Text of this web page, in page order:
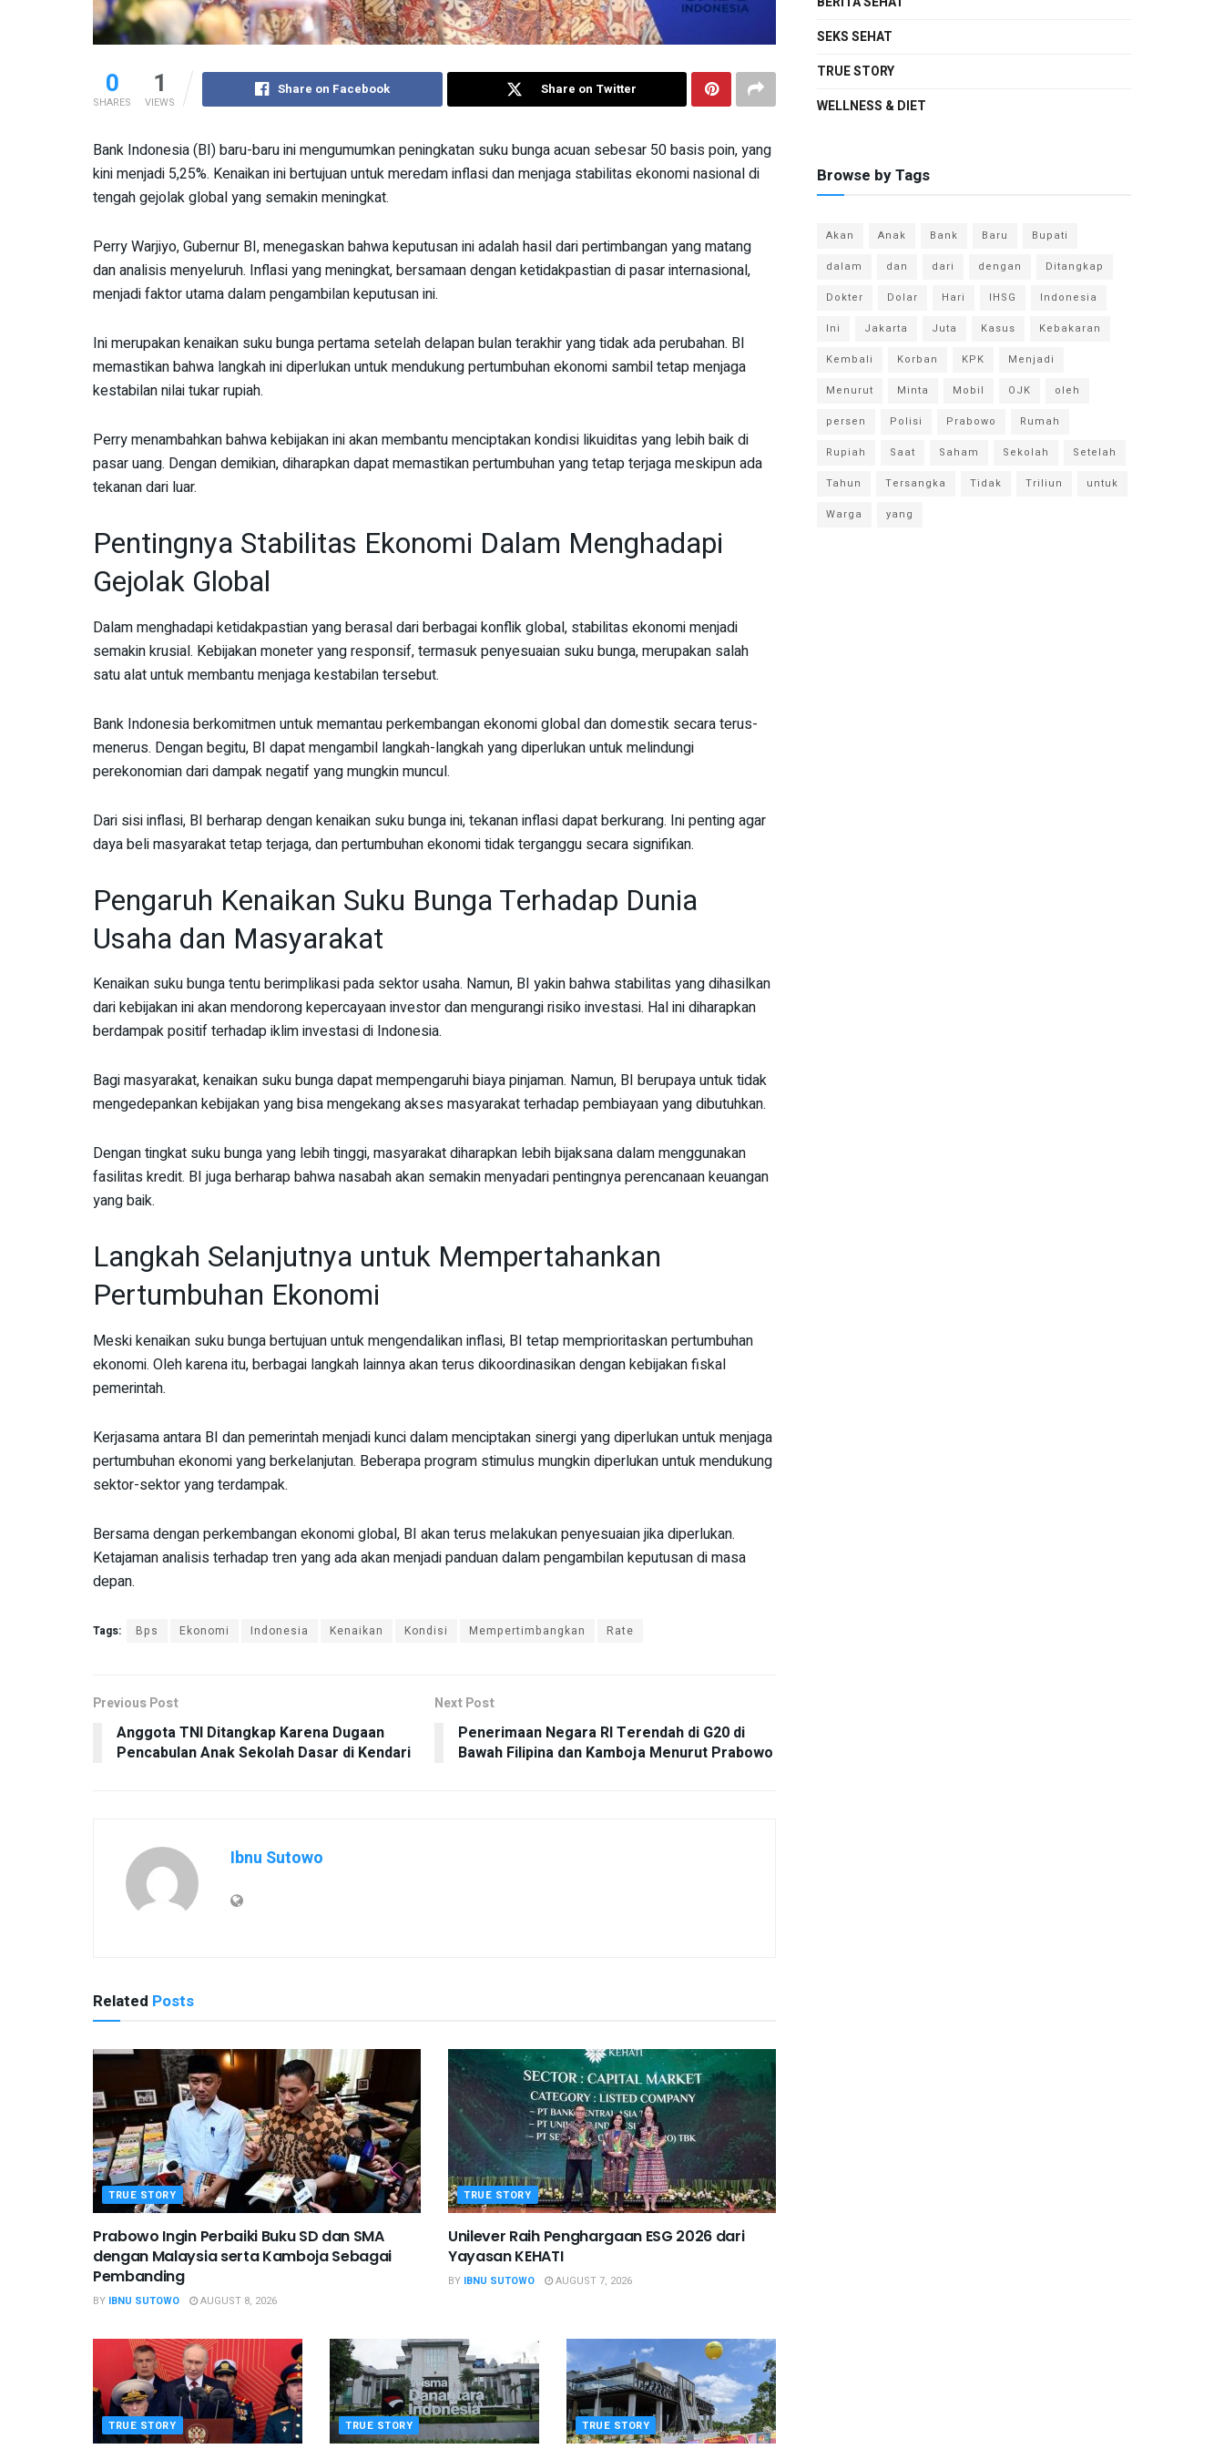
0
SHARES
1
VIEWS
Share on Facebook Share on Twitter
Bank Indonesia (BI) baru-baru ini mengumumkan peningkatan suku bunga acuan sebesar 50 basis poin, yang
kini menjadi 5,25%. Kenaikan ini bertujuan untuk meredam inflasi dan menjaga stabilitas ekonomi nasional di
tengah gejolak global yang semakin meningkat.
Perry Warjiyo, Gubernur BI, menegaskan bahwa keputusan ini adalah hasil dari pertimbangan yang matang
dan analisis menyeluruh. Inflasi yang meningkat, bersamaan dengan ketidakpastian di pasar internasional,
menjadi faktor utama dalam pengambilan keputusan ini.
Ini merupakan kenaikan suku bunga pertama setelah delapan bulan terakhir yang tidak ada perubahan. BI
memastikan bahwa langkah ini diperlukan untuk mendukung pertumbuhan ekonomi sambil tetap menjaga
kestabilan nilai tukar rupiah.
Perry menambahkan bahwa kebijakan ini akan membantu menciptakan kondisi likuiditas yang lebih baik di
pasar uang. Dengan demikian, diharapkan dapat memastikan pertumbuhan yang tetap terjaga meskipun ada
tekanan dari luar.
Pentingnya Stabilitas Ekonomi Dalam Menghadapi
Gejolak Global
Dalam menghadapi ketidakpastian yang berasal dari berbagai konflik global, stabilitas ekonomi menjadi
semakin krusial. Kebijakan moneter yang responsif, termasuk penyesuaian suku bunga, merupakan salah
satu alat untuk membantu menjaga kestabilan tersebut.
Bank Indonesia berkomitmen untuk memantau perkembangan ekonomi global dan domestik secara terus-
menerus. Dengan begitu, BI dapat mengambil langkah-langkah yang diperlukan untuk melindungi
perekonomian dari dampak negatif yang mungkin muncul.
Dari sisi inflasi, BI berharap dengan kenaikan suku bunga ini, tekanan inflasi dapat berkurang. Ini penting agar
daya beli masyarakat tetap terjaga, dan pertumbuhan ekonomi tidak terganggu secara signifikan.
Pengaruh Kenaikan Suku Bunga Terhadap Dunia
Usaha dan Masyarakat
Kenaikan suku bunga tentu berimplikasi pada sektor usaha. Namun, BI yakin bahwa stabilitas yang dihasilkan
dari kebijakan ini akan mendorong kepercayaan investor dan mengurangi risiko investasi. Hal ini diharapkan
berdampak positif terhadap iklim investasi di Indonesia.
Bagi masyarakat, kenaikan suku bunga dapat mempengaruhi biaya pinjaman. Namun, BI berupaya untuk tidak
mengedepankan kebijakan yang bisa mengekang akses masyarakat terhadap pembiayaan yang dibutuhkan.
Dengan tingkat suku bunga yang lebih tinggi, masyarakat diharapkan lebih bijaksana dalam menggunakan
fasilitas kredit. BI juga berharap bahwa nasabah akan semakin menyadari pentingnya perencanaan keuangan
yang baik.
Langkah Selanjutnya untuk Mempertahankan
Pertumbuhan Ekonomi
Meski kenaikan suku bunga bertujuan untuk mengendalikan inflasi, BI tetap memprioritaskan pertumbuhan
ekonomi. Oleh karena itu, berbagai langkah lainnya akan terus dikoordinasikan dengan kebijakan fiskal
pemerintah.
Kerjasama antara BI dan pemerintah menjadi kunci dalam menciptakan sinergi yang diperlukan untuk menjaga
pertumbuhan ekonomi yang berkelanjutan. Beberapa program stimulus mungkin diperlukan untuk mendukung
sektor-sektor yang terdampak.
Bersama dengan perkembangan ekonomi global, BI akan terus melakukan penyesuaian jika diperlukan.
Ketajaman analisis terhadap tren yang ada akan menjadi panduan dalam pengambilan keputusan di masa
depan.
Tags: Bps Ekonomi Indonesia Kenaikan Kondisi Mempertimbangkan Rate
Previous Post
Anggota TNI Ditangkap Karena Dugaan
Pencabulan Anak Sekolah Dasar di Kendari
Next Post
Penerimaan Negara RI Terendah di G20 di
Bawah Filipina dan Kamboja Menurut Prabowo
Ibnu Sutowo
Related Posts
TRUE STORY
Prabowo Ingin Perbaiki Buku SD dan SMA
dengan Malaysia serta Kamboja Sebagai
Pembanding
BY IBNU SUTOWO AUGUST 8, 2026
TRUE STORY
Unilever Raih Penghargaan ESG 2026 dari
Yayasan KEHATI
BY IBNU SUTOWO AUGUST 7, 2026
TRUE STORY TRUE STORY TRUE STORY
SEKS SEHAT
TRUE STORY
WELLNESS & DIET
Browse by Tags
Akan Anak Bank Baru
Bupati
dalam
dan dari dengan
Ditangkap
Dokter
Dolar Hari IHSG
Indonesia
Ini
Jakarta Juta Kasus
Kebakaran
Kembali
Korban KPK
Menjadi
Menurut
Minta Mobil OJK
oleh
persen
Polisi Prabowo
Rumah
Rupiah
Saat Saham Sekolah
Setelah
Tahun
Tersangka Tidak Triliun
untuk
Warga
yang